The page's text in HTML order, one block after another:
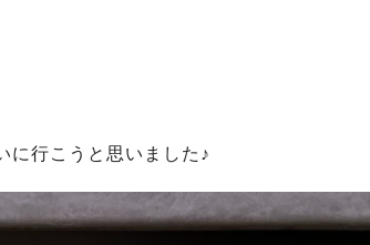
に行こうと思いました♪